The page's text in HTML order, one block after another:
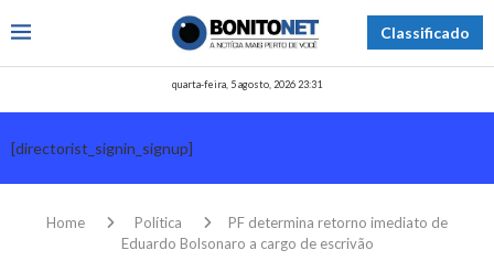
Classificado
quarta-feira, 5 agosto, 2026 23:31
[directorist_signin_signup]
Home Política
PF determina retorno imediato de
Eduardo Bolsonaro a cargo de escrivão